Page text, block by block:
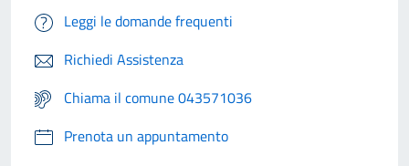
Leggi le domande frequenti
Richiedi Assistenza
Chiama il comune 043571036
Prenota un appuntamento